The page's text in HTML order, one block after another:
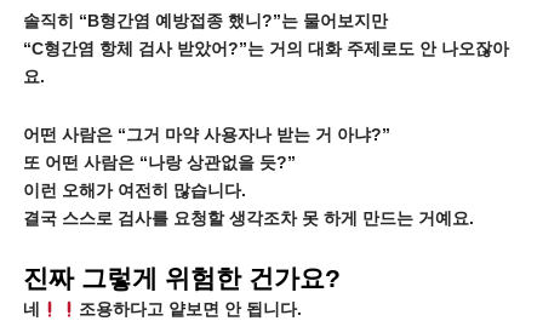
솔직히 “B형간염 예방접종 했니?”는 물어보지만
“C형간염 항체 검사 받았어?”는 거의 대화 주제로도 안 나오잖아
요.
어떤 사람은 “그거 마약 사용자나 받는 거 아냐?”
또 어떤 사람은 “나랑 상관없을 듯?”
이런 오해가 여전히 많습니다.
결국 스스로 검사를 요청할 생각조차 못 하게 만드는 거예요.
진짜 그렇게 위험한 건가요?
네 조용하다고 얕보면 안 됩니다.